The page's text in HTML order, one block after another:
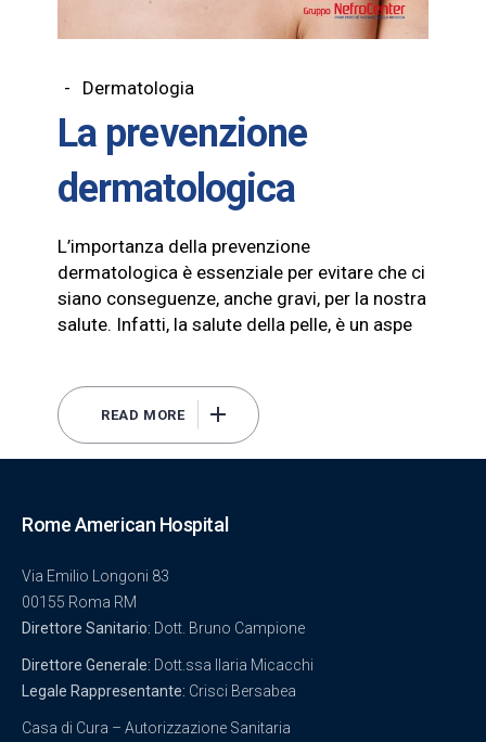
Dermatologia
La prevenzione
dermatologica
L’importanza della prevenzione
dermatologica è essenziale per evitare che ci
siano conseguenze, anche gravi, per la nostra
salute. Infatti, la salute della pelle, è un aspe
READ MORE
Rome American Hospital
Via Emilio Longoni 83
00155 Roma RM
Direttore Sanitario: Dott. Bruno Campione
Direttore Generale: Dott.ssa Ilaria Micacchi
Legale Rappresentante: Crisci Bersabea
Casa di Cura – Autorizzazione Sanitaria